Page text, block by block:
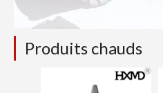
Produits chauds